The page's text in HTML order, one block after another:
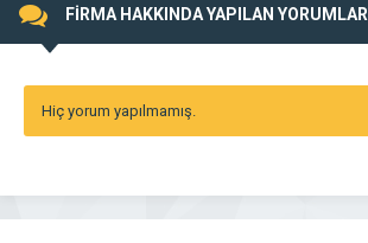
FİRMA HAKKINDA YAPILAN YORUMLAR
Hiç yorum yapılmamış.